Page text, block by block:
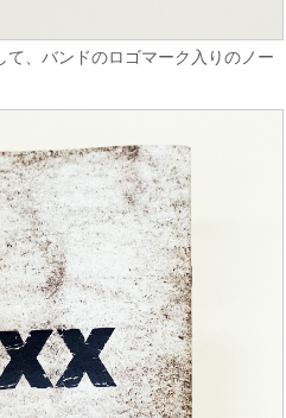
て、バンドのロゴマーク入りのノー